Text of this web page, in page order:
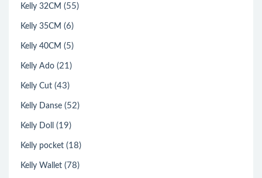
Kelly 32CM (55)
Kelly 35CM (6)
Kelly 40CM (5)
Kelly Ado (21)
Kelly Cut (43)
Kelly Danse (52)
Kelly Doll (19)
Kelly pocket (18)
Kelly Wallet (78)